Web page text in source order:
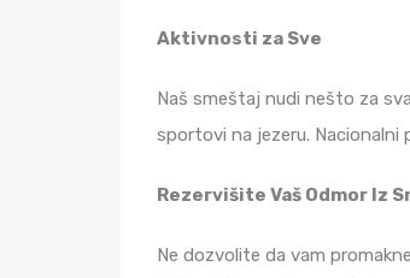
Aktivnosti za Sve
Naš smeštaj nudi nešto za
sportovi na jezeru. Nacionalni
Rezervišite Vaš Odmor Iz
Ne dozvolite da vam